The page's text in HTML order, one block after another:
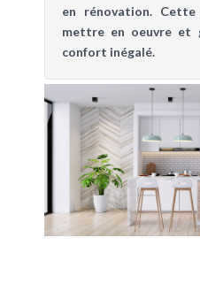
en rénovation.
mettre en oeuvre et
confort inégalé.